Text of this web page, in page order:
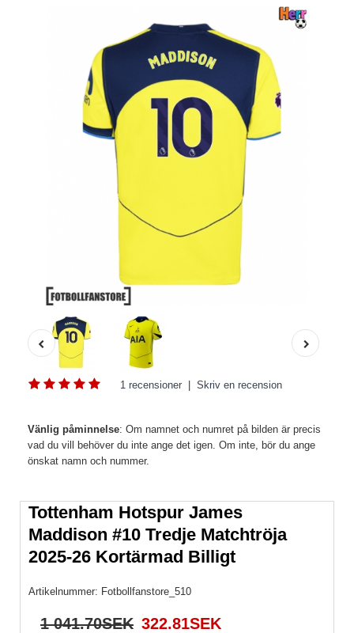
1 recensioner Skriv en recension
Vänlig påminnelse: Om namnet och numret på bilden är precis
vad du vill behöver du inte ange det igen. Om inte, bör du ange
önskat namn och nummer.
Tottenham Hotspur James
Maddison #10 Tredje Matchtröja
2025-26 Kortärmad Billigt
Artikelnummer: Fotbollfanstore_510
1 041.70SEK 322.81SEK